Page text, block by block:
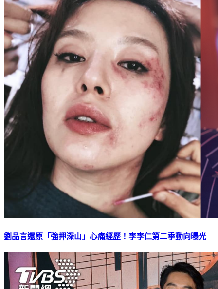
劉品言還原「強押深山」心痛經歷！李李仁第二季動向曝光